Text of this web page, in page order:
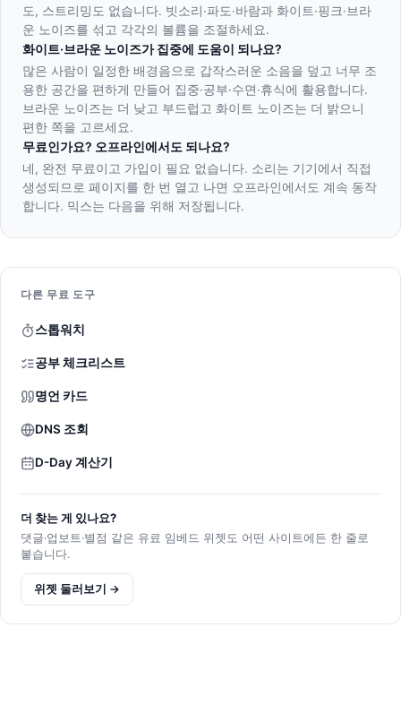
도, 스트리밍도 없습니다. 빗소리·파도·바람과 화이트·핑크·브라
운 노이즈를 섞고 각각의 볼륨을 조절하세요.
화이트·브라운 노이즈가 집중에 도움이 되나요?
많은 사람이 일정한 배경음으로 갑작스러운 소음을 덮고 너무 조
용한 공간을 편하게 만들어 집중·공부·수면·휴식에 활용합니다.
브라운 노이즈는 더 낮고 부드럽고 화이트 노이즈는 더 밝으니
편한 쪽을 고르세요.
무료인가요? 오프라인에서도 되나요?
네, 완전 무료이고 가입이 필요 없습니다. 소리는 기기에서 직접
생성되므로 페이지를 한 번 열고 나면 오프라인에서도 계속 동작
합니다. 믹스는 다음을 위해 저장됩니다.
다른 무료 도구
스톱워치
공부 체크리스트
명언 카드
DNS 조회
D-Day 계산기
더 찾는 게 있나요?
댓글·업보트·별점 같은 유료 임베드 위젯도 어떤 사이트에든 한 줄로
붙습니다.
위젯 둘러보기 →